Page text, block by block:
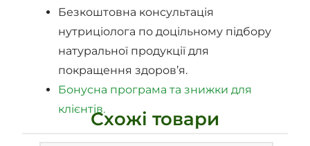
Безкоштовна консультація
нутриціолога по доцільному підбору
натуральної продукції для
покращення здоров’я.
Бонусна програма та знижки для
клієнтів.Схожі товари